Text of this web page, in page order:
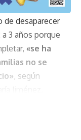
de desaparecer
3 años porque
«se ha
no se
, según
posible para que